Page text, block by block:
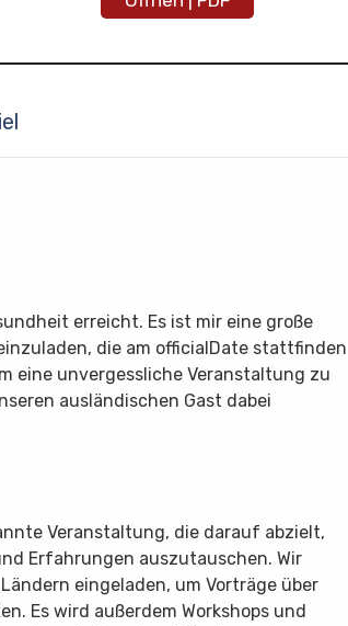
erreicht. Es ist mir eine große
die am officialDate stattfinden
eine unvergessliche Veranstaltung zu
ausländischen Gast dabei
Veranstaltung, die darauf abzielt,
Erfahrungen auszutauschen. Wir
eingeladen, um Vorträge über
Es wird außerdem Workshops und